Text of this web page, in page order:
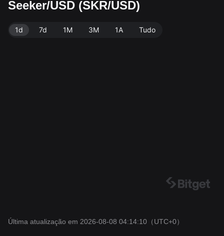
dos: Bitget. Última atualização: 2026-08-08 04:14:10.
Seeker/USD (SKR/USD)
1d 7d 1M 3M 1A Tudo
Última atualização em 2026-08-08 04:14:10 （UTC+0）